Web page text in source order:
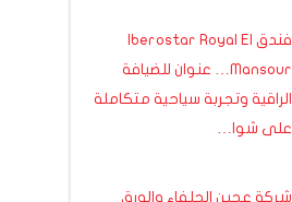
فندق Iberostar Royal El
Mansour… عنوان للضيافة
الراقية وتجربة سياحية متكاملة
على شوا…
شركة عجين الحلفاء والورق